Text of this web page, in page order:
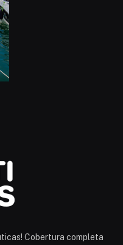
Cobertura completa